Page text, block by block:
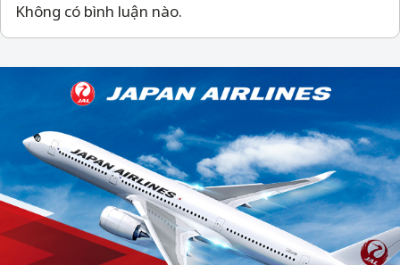
Không có bình luận nào.